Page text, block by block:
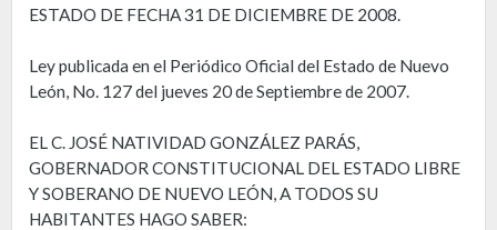
ESTADO DE FECHA 31 DE DICIEMBRE DE 2008.
Ley publicada en el Periódico Oficial del Estado de Nuevo
León, No. 127 del jueves 20 de Septiembre de 2007.
EL C. JOSÉ NATIVIDAD GONZÁLEZ PARÁS,
GOBERNADOR CONSTITUCIONAL DEL ESTADO LIBRE
Y SOBERANO DE NUEVO LEÓN, A TODOS SU
HABITANTES HAGO SABER: